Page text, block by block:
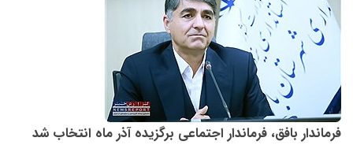
فرماندار بافق، فرماندار اجتماعی برگزیده آذر ماه انتخاب شد